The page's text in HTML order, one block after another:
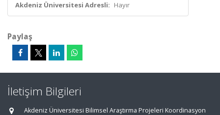
Akdeniz Üniversitesi Adresli: Hayır
Paylaş
İletişim Bilgileri
Akdeniz Üniversitesi Bilimsel Araştırma Projeleri Koordinasyon